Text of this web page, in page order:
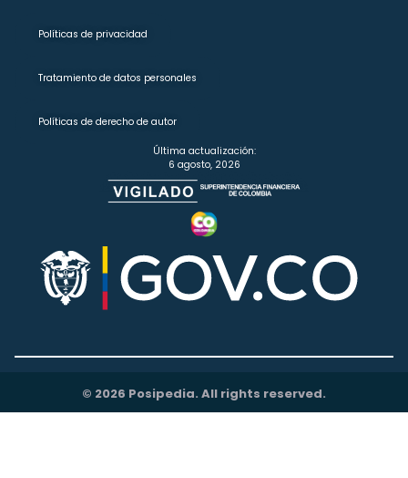
Políticas de privacidad
Tratamiento de datos personales
Políticas de derecho de autor
Última actualización:
6 agosto, 2026
© 2026 Posipedia. All rights reserved.